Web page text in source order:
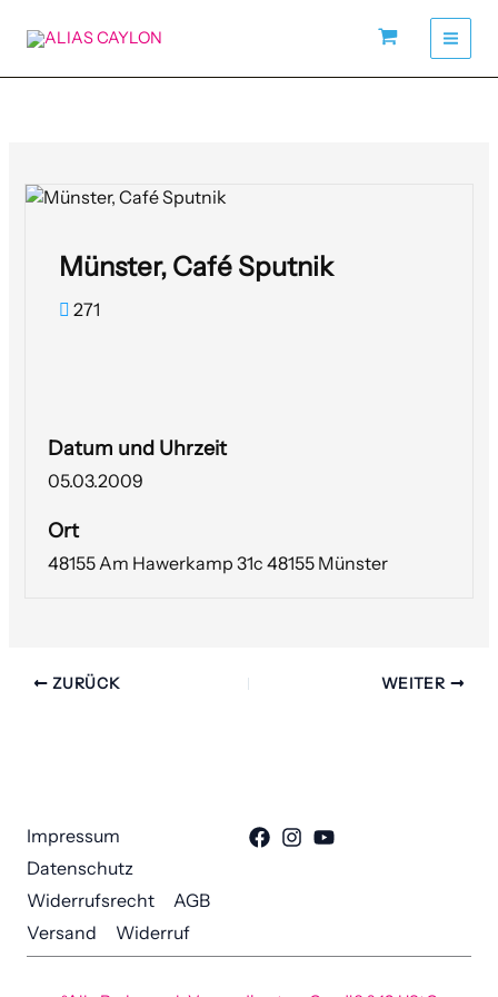
Inhalt
Münster, Café Sputnik
271
Datum und Uhrzeit
05.03.2009
Ort
48155 Am Hawerkamp 31c 48155 Münster
ZURÜCK WEITER
Impressum
Datenschutz
Widerrufsrecht
AGB
Versand
Widerruf